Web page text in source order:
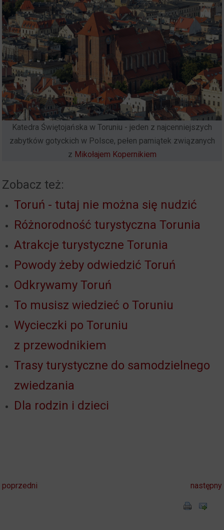
Katedra Świętojańska w Toruniu - jeden z najcenniejszych
zabytków gotyckich w Polsce, pełen pamiątek związanych
z Mikołajem Kopernikiem
Zobacz też:
Toruń - tutaj nie można się nudzić
Różnorodność turystyczna Torunia
Atrakcje turystyczne Torunia
Powody żeby odwiedzić Toruń
Odkrywamy Toruń
To musisz wiedzieć o Toruniu
Wycieczki po Toruniu
z przewodnikiem
Trasy turystyczne do samodzielnego
zwiedzania
Dla rodzin i dzieci
poprzedni następny